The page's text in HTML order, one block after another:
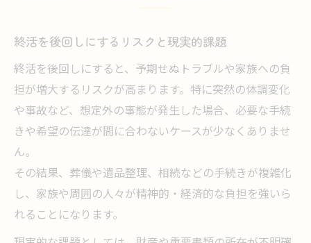
終活を後回しにするリスクと現実的課題
終活を後回しにすると、予期せぬトラブルや家族への負
担が増大するリスクが高まります。特に突然の体調変化
や事故など、想定外の事態が発生した場合、必要な手続
きや希望の伝達が間に合わないケースが少なくありませ
ん。
その結果、葬儀や遺品整理、相続などの手続きが複雑化
し、家族や周囲の人々が精神的・経済的な負担を強いら
れることになります。